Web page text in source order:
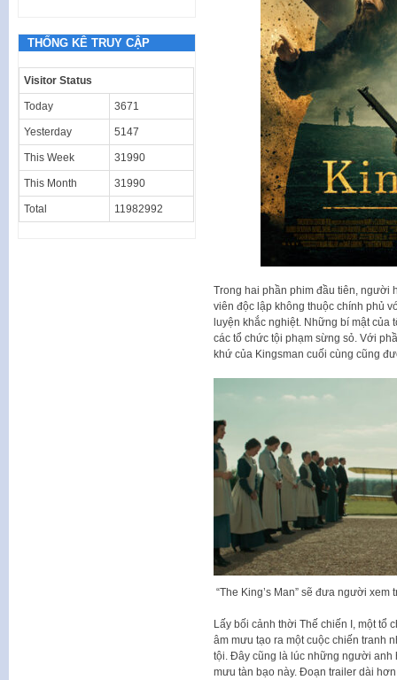
Trong hai phần phim đầu tiên, người
viên độc lập không thuộc chính phủ
luyện khắc nghiệt. Những bí mật của
các tổ chức tội phạm sừng sỏ. Với
khứ của Kingsman cuối cùng cũng
“The King’s Man” sẽ đưa người
Lấy bối cảnh thời Thế chiến I, một tổ
âm mưu tạo ra một cuộc chiến tranh
tội. Đây cũng là lúc những người anh
mưu tàn bạo này. Đoạn trailer dài
THỐNG KÊ TRUY CẬP
Visitor Status
Today 3671
Yesterday 5147
This Week 31990
This Month 31990
Total 11982992